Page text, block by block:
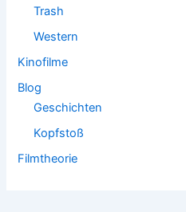
Trash
Western
Kinofilme
Blog
Geschichten
Kopfstoß
Filmtheorie